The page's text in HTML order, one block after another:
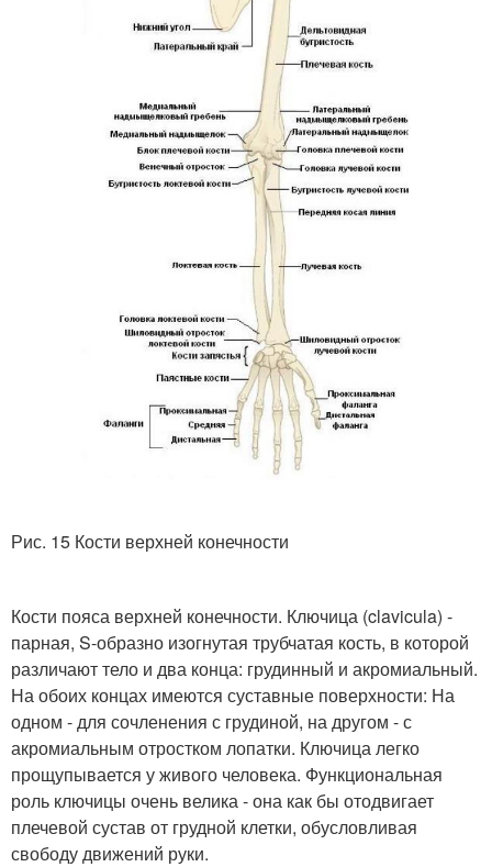
Рис. 15 Кости верхней конечности
Кости пояса верхней конечности. Ключица (clavicula) -
парная, S-образно изогнутая трубчатая кость, в которой
различают тело и два конца: грудинный и акромиальный.
На обоих концах имеются суставные поверхности: На
одном - для сочленения с грудиной, на другом - с
акромиальным отростком лопатки. Ключица легко
прощупывается у живого человека. Функциональная
роль ключицы очень велика - она как бы отодвигает
плечевой сустав от грудной клетки, обусловливая
свободу движений руки.